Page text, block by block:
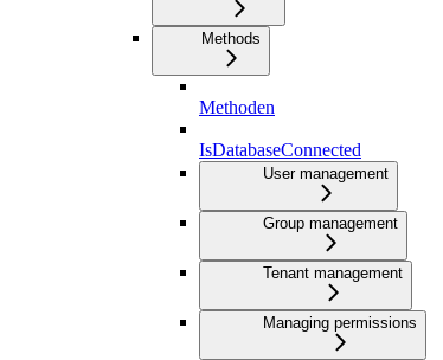
Methods
Methoden
IsDatabaseConnected
User management
Group management
Tenant management
Managing permissions